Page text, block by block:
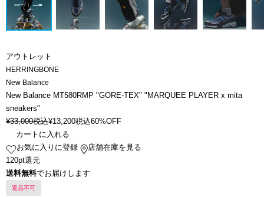
アウトレット
HERRINGBONE
New Balance
New Balance MT580RMP "GORE-TEX" "MARQUEE PLAYER x mita
sneakers"
¥33,000税込¥13,200税込60%OFF
カートに入れる
お気に入りに登録
店舗在庫を見る
120pt還元
送料無料でお届けします
返品不可